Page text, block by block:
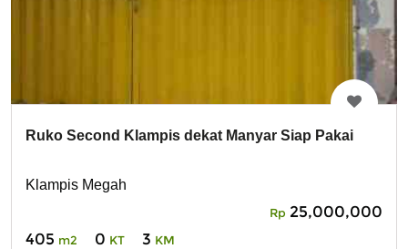
Ruko Second Klampis dekat Manyar Siap Pakai
Klampis Megah
Rp 25,000,000
405 m2 0 KT 3 KM